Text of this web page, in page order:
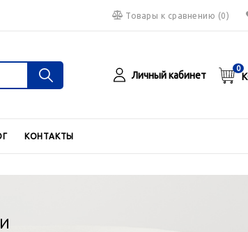
Товары к сравнению (0)
Личный кабинет
0
КОНТАКТЫ